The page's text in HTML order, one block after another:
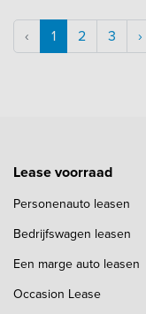
‹ 1 2 3 ›
Lease voorraad
Personenauto leasen
Bedrijfswagen leasen
Een marge auto leasen
Occasion Lease